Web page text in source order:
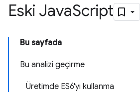
Eski JavaScript
Bu sayfada
Bu analizi geçirme
Üretimde ES6'yı kullanma